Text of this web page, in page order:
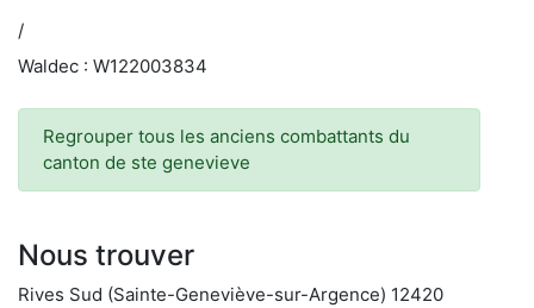
/
Waldec : W122003834
Regrouper tous les anciens combattants du
canton de ste genevieve
Nous trouver
Rives Sud (Sainte-Geneviève-sur-Argence) 12420